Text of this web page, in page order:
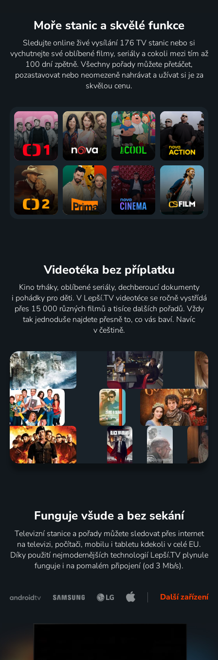
Moře stanic a skvělé funkce
Sledujte online živé vysílání 176 TV stanic nebo si
vychutnejte své oblíbené filmy, seriály a cokoli mezi tím až
100 dní zpětně. Všechny pořady můžete přetáčet,
pozastavovat nebo neomezeně nahrávat a užívat si je za
skvělou cenu.
Videotéka bez příplatku
Kino trháky, oblíbené seriály, dechberoucí dokumenty
i pohádky pro děti. V Lepší.TV videotéce se ročně vystřídá
přes 15 000 různých filmů a tisíce dalších pořadů. Vždy
tak jednoduše najdete přesně to, co vás baví. Navíc
v češtině.
Funguje všude a bez sekání
Televizní stanice a pořady můžete sledovat přes internet
na televizi, počítači, mobilu i tabletu kdekoli v celé EU.
Díky použití nejmodernějších technologií Lepší.TV plynule
funguje i na pomalém připojení (od 3 Mb/s).
Další zařízení